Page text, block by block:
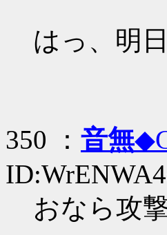
はっ、明
350 ： 音無
おなら攻